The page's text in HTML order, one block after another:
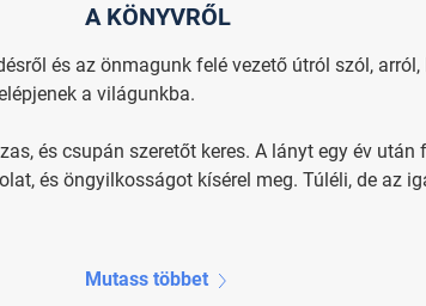
A KÖNYVRŐL
és az önmagunk felé vezető útról szól,
a világunkba.
és csupán szeretőt keres. A lányt egy év
és öngyilkosságot kísérel meg. Túléli, de az
Mutass többet